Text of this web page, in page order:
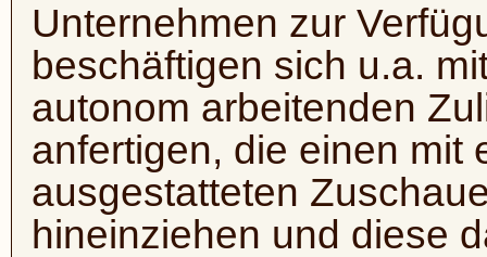
Unternehmen zur
beschäftigen sich u.a.
autonom arbeitenden
anfertigen, die einen mit
ausgestatteten
hineinziehen und diese